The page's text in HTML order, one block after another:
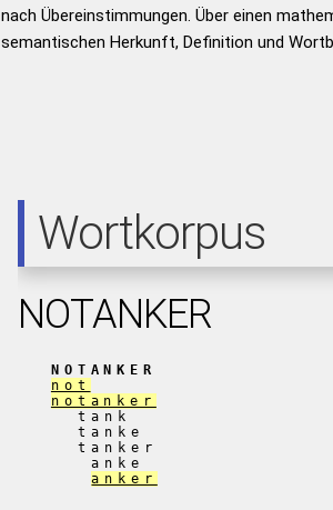
nach Übereinstimmungen. Über einen
semantischen Herkunft, Definition und
Wortkorpus
NOTANKER
NOTANKER
not
notanker
tank
tanke
tanker
anke
anker